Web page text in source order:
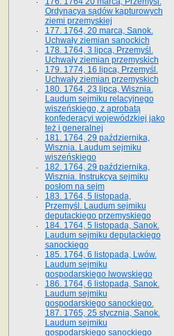
Ordynacya sądów kapturowych
ziemi przemyskiej
177. 1764, 20 marca, Sanok.
Uchwały ziemian sanockich
178. 1764, 3 lipca, Przemyśl.
Uchwały ziemian przemyskich
179. 1774, 16 lipca, Przemyśl.
Uchwały ziemian przemyskich
180. 1764, 23 lipca, Wisznia.
Laudum sejmiku relacyjnego
wiszeńskiego, z aprobatą
konfederacyi wojewódzkiej jako
też i generalnej
181. 1764, 29 października,
Wisznia. Laudum sejmiku
wiszeńskiego
182. 1764, 29 października,
Wisznia. Instrukcya sejmiku
posłom na sejm
183. 1764, 5 listopada,
Przemyśl. Laudum sejmiku
deputackiego przemyskiego
184. 1764, 5 listopada, Sanok.
Laudum sejmiku deputackiego
sanockiego
185. 1764, 6 listopada, Lwów.
Laudum sejmiku
gospodarskiego lwowskiego
186. 1764, 6 listopada, Sanok.
Laudum sejmiku
gospodarskiego sanockiego.
187. 1765, 25 stycznia, Sanok.
Laudum sejmiku
gospodarskiego sanockiego